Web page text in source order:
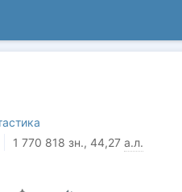
1 770 818 зн., 44,27 а.л.